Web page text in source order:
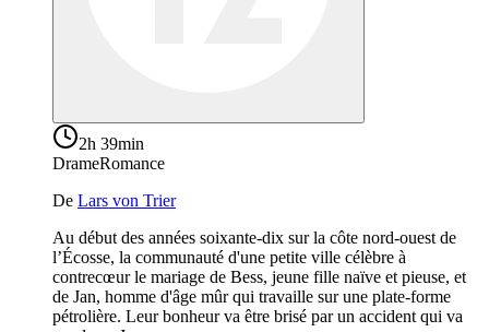
2h 39min
DrameRomance
De Lars von Trier
Au début des années soixante-dix sur la côte nord-ouest de
l’Écosse, la communauté d'une petite ville célèbre à
contrecœur le mariage de Bess, jeune fille naïve et pieuse, et
de Jan, homme d'âge mûr qui travaille sur une plate-forme
pétrolière. Leur bonheur va être brisé par un accident qui va